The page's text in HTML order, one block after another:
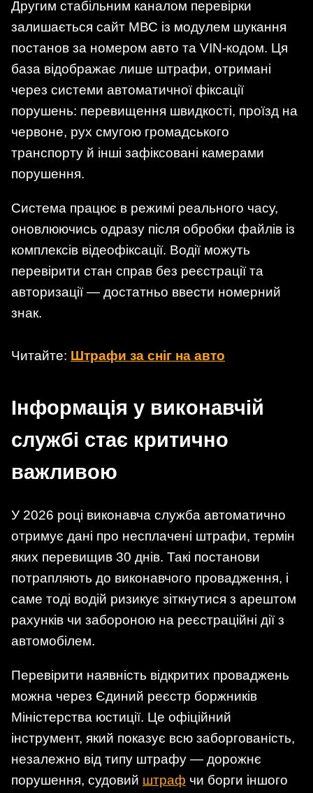
Другим стабільним каналом перевірки
залишається сайт МВС із модулем шукання
постанов за номером авто та VIN-кодом. Ця
база відображає лише штрафи, отримані
через системи автоматичної фіксації
порушень: перевищення швидкості, проїзд на
червоне, рух смугою громадського
транспорту й інші зафіксовані камерами
порушення.
Система працює в режимі реального часу,
оновлюючись одразу після обробки файлів із
комплексів відеофіксації. Водії можуть
перевірити стан справ без реєстрації та
авторизації — достатньо ввести номерний
знак.
Читайте: Штрафи за сніг на авто
Інформація у виконавчій
службі стає критично
важливою
У 2026 році виконавча служба автоматично
отримує дані про несплачені штрафи, термін
яких перевищив 30 днів. Такі постанови
потрапляють до виконавчого провадження, і
саме тоді водій ризикує зіткнутися з арештом
рахунків чи забороною на реєстраційні дії з
автомобілем.
Перевірити наявність відкритих проваджень
можна через Єдиний реєстр боржників
Міністерства юстиції. Це офіційний
інструмент, який показує всю заборгованість,
незалежно від типу штрафу — дорожнє
порушення, судовий штраф чи борги іншого